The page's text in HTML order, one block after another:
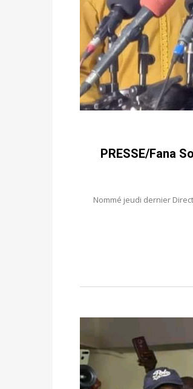
PRESSE/Fana
Nommé jeudi dernier